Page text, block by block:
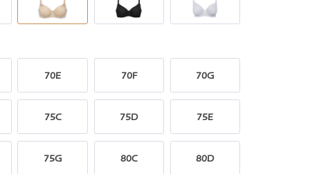
70E 70F 70G
75C 75D 75E
75G 80C 80D